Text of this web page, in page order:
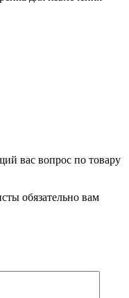
вас вопрос по товару
обязательно вам